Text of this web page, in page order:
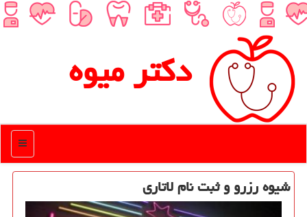
دكتر میوه
منو
شیوه رزرو و ثبت نام لاتاری